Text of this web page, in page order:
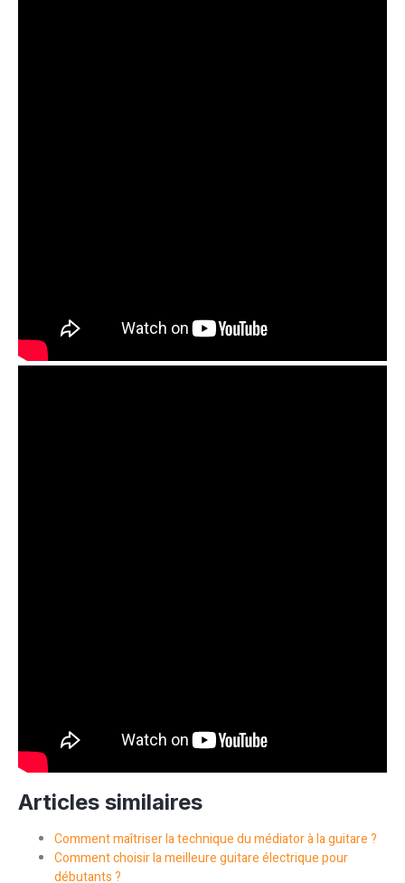
Articles similaires
Comment maîtriser la technique du médiator à la guitare ?
Comment choisir la meilleure guitare électrique pour
débutants ?